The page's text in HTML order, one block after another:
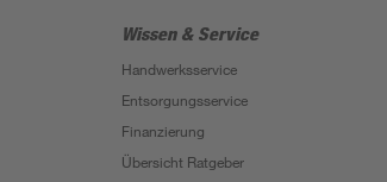
Wissen & Service
Handwerksservice
Entsorgungsservice
Finanzierung
Übersicht Ratgeber